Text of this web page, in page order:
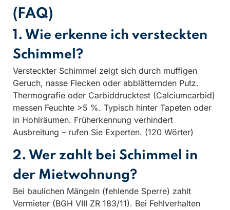
(FAQ)
1. Wie erkenne ich versteckten
Schimmel?
Versteckter Schimmel zeigt sich durch muffigen
Geruch, nasse Flecken oder abblätternden Putz.
Thermografie oder Carbiddrucktest (Calciumcarbid)
messen Feuchte >5 %. Typisch hinter Tapeten oder
in Hohlräumen. Früherkennung verhindert
Ausbreitung – rufen Sie Experten. (120 Wörter)
2. Wer zahlt bei Schimmel in
der Mietwohnung?
Bei baulichen Mängeln (fehlende Sperre) zahlt
Vermieter (BGH VIII ZR 183/11). Bei Fehlverhalten